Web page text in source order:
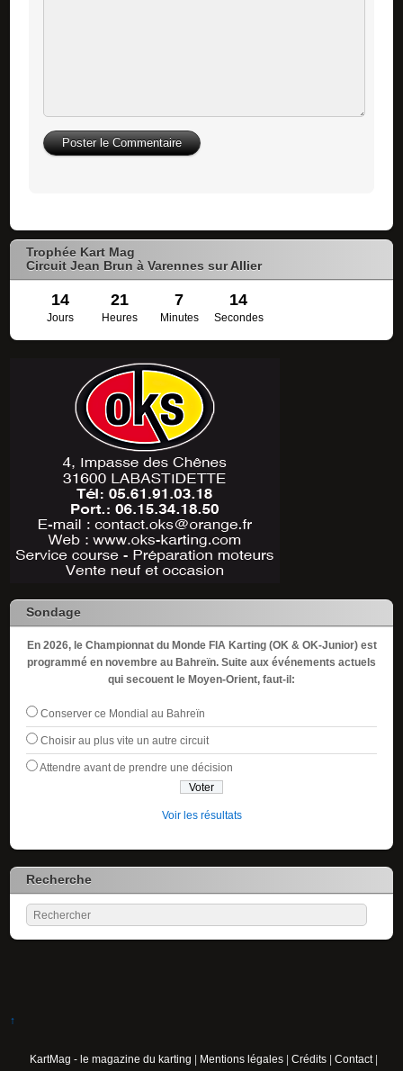
Trophée Kart Mag
Circuit Jean Brun à Varennes sur Allier
14 21 7 12
Jours Heures Minutes Secondes
Sondage
En 2026, le Championnat du Monde FIA Karting (OK & OK-Junior) est
programmé en novembre au Bahreïn. Suite aux événements actuels
qui secouent le Moyen-Orient, faut-il:
Conserver ce Mondial au Bahreïn
Choisir au plus vite un autre circuit
Attendre avant de prendre une décision
Voir les résultats
Recherche
↑
KartMag - le magazine du karting | Mentions légales | Crédits | Contact|